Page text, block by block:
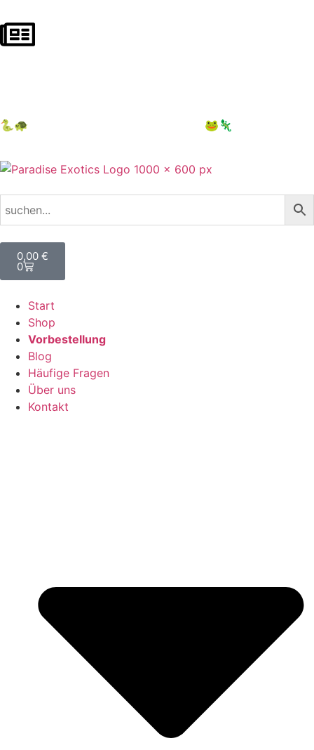
🐍🐢 🐸🦎
0,00 €
0
Start
Shop
Vorbestellung
Blog
Häufige Fragen
Über uns
Kontakt